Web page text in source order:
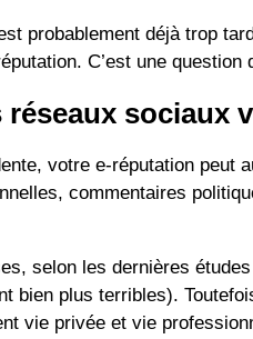
probablement déjà trop
C’est une
sociaux
votre e-réputation
commentaires
selon les dernières
bien plus terribles).
vie privée et vie